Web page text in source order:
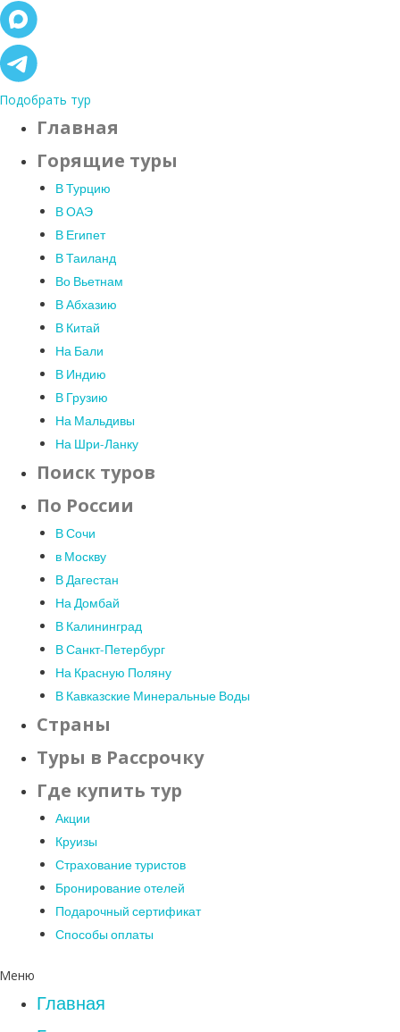
Подобрать тур
Главная
Горящие туры
В Турцию
В ОАЭ
В Египет
В Таиланд
Во Вьетнам
В Абхазию
В Китай
На Бали
В Индию
В Грузию
На Мальдивы
На Шри-Ланку
Поиск туров
По России
В Сочи
в Москву
В Дагестан
На Домбай
В Калининград
В Санкт-Петербург
На Красную Поляну
В Кавказские Минеральные Воды
Страны
Туры в Рассрочку
Где купить тур
Акции
Круизы
Страхование туристов
Бронирование отелей
Подарочный сертификат
Способы оплаты
Меню
Главная